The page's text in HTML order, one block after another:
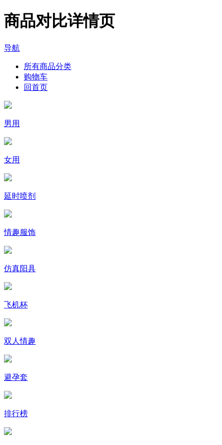
商品对比详情页
导航
所有商品分类
购物车
回首页
男用
女用
延时喷剂
情趣服饰
仿真阳具
飞机杯
双人情趣
避孕套
排行榜